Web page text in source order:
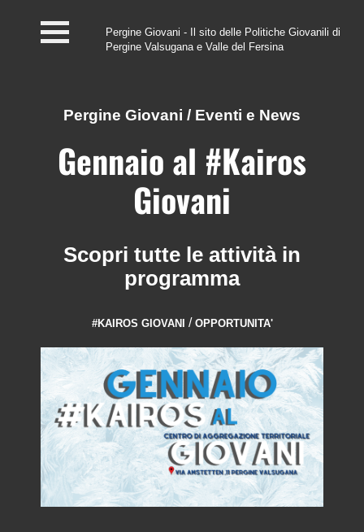
#InfoPoint
Centro #Kairos
PGZ Pergine e Valle
del Fersina
Eventi e News
Pergine Giovani - Il sito delle Politiche Giovanili di
Pergine Valsugana e Valle del Fersina
Pergine Giovani / Eventi e News
Gennaio al #Kairos
Giovani
Scopri tutte le attività in
programma
#KAIROS GIOVANI / OPPORTUNITA'